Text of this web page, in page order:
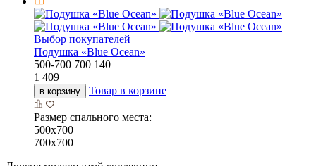
Выбор покупателей
Подушка «Bluе Ocean»
500-700 700 140
1 409
в корзину Товар в корзине
Размер спального места:
500х700
700х700